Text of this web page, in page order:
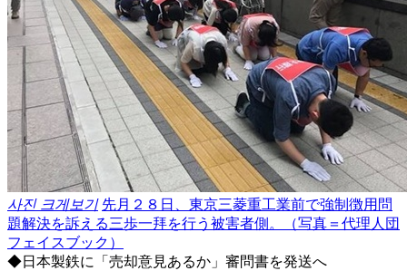
사진 크게보기 先月２８日、東京三菱重工業前で強制徴用問
題解決を訴える三歩一拜を行う被害者側。（写真＝代理人団
フェイスブック）
◆日本製鉄に「売却意見あるか」審問書を発送へ